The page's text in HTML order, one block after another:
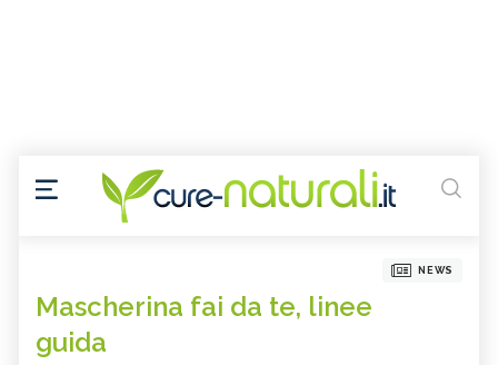
NEWS
Mascherina fai da te, linee
guida